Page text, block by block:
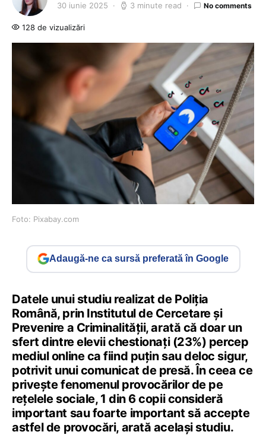
30 iunie 2025 3 minute read No comments
128 de vizualizări
Foto: Pixabay.com
Adaugă-ne ca sursă preferată în Google
Datele unui studiu realizat de Poliția
Română, prin Institutul de Cercetare și
Prevenire a Criminalității, arată că doar un
sfert dintre elevii chestionați (23%) percep
mediul online ca fiind puțin sau deloc sigur,
potrivit unui comunicat de presă. În ceea ce
privește fenomenul provocărilor de pe
rețelele sociale, 1 din 6 copii consideră
important sau foarte important să accepte
astfel de provocări, arată același studiu.